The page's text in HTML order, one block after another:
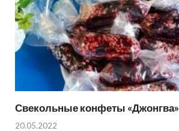
Свекольные конфеты «Джонгва»
20.05.2022